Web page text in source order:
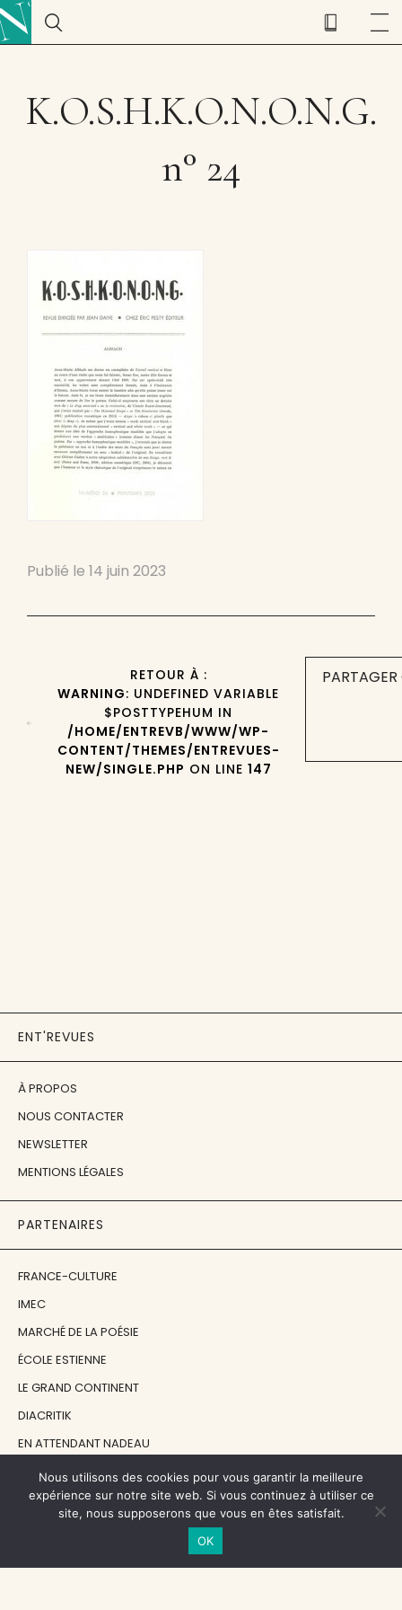
K.O.S.H.K.O.N.O.N.G.
n° 24
Publié le 14 juin 2023
RETOUR À :
WARNING: UNDEFINED VARIABLE
$POSTTYPEHUM IN
/HOME/ENTREVB/WWW/WP-
CONTENT/THEMES/ENTREVUES-
NEW/SINGLE.PHP ON LINE 147
ENT'REVUES
À PROPOS
NOUS CONTACTER
NEWSLETTER
MENTIONS LÉGALES
PARTENAIRES
FRANCE-CULTURE
IMEC
MARCHÉ DE LA POÉSIE
ÉCOLE ESTIENNE
LE GRAND CONTINENT
DIACRITIK
EN ATTENDANT NADEAU
NOS SOUTIENS
Nous utilisons des cookies pour vous garantir la meilleure
expérience sur notre site web. Si vous continuez à utiliser ce
site, nous supposerons que vous en êtes satisfait.
OK